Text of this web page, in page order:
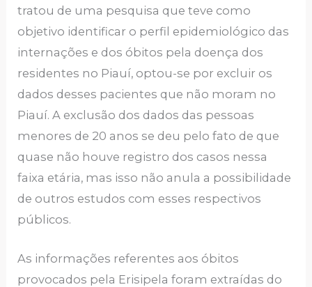
tratou de uma pesquisa que teve como
objetivo identificar o perfil epidemiológico das
internações e dos óbitos pela doença dos
residentes no Piauí, optou-se por excluir os
dados desses pacientes que não moram no
Piauí. A exclusão dos dados das pessoas
menores de 20 anos se deu pelo fato de que
quase não houve registro dos casos nessa
faixa etária, mas isso não anula a possibilidade
de outros estudos com esses respectivos
públicos.
As informações referentes aos óbitos
provocados pela Erisipela foram extraídas do